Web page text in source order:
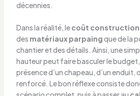
décennies.
Dans la réalité, lecoût construction
des matériaux parpaingque de la
chantier et des détails. Ainsi, une
hauteur peut faire basculer le
présence d’un chapeau, d’un enduit,
renforcé. Le bon réflexe consiste